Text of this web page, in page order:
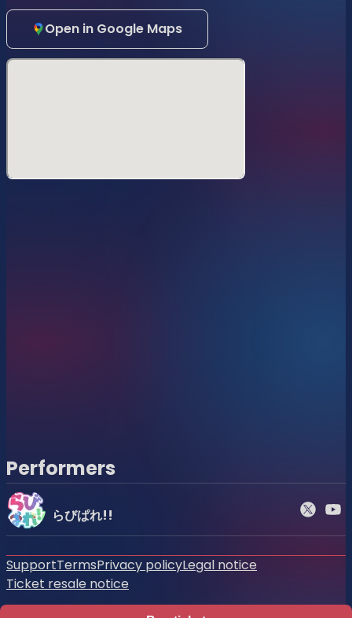
※入場時：別途ドリンク代600円（現金のみ）が必要で
す。
1.FC会員限定
※FANBOX会員先行の購入方法など詳細は、対象会員様へ別
途ご案内します。
※同時に複数枚ご購入いただいた場合、招待者が非会員でも
同様の特典が付与されます。
2. 一般申し込み
どなたでも購入可能なチケットです。
プレミアチケット：8,000円
Open in Google Maps
Performers
らびぱれ!!
SupportTermsPrivacy policyLegal notice
Ticket resale notice